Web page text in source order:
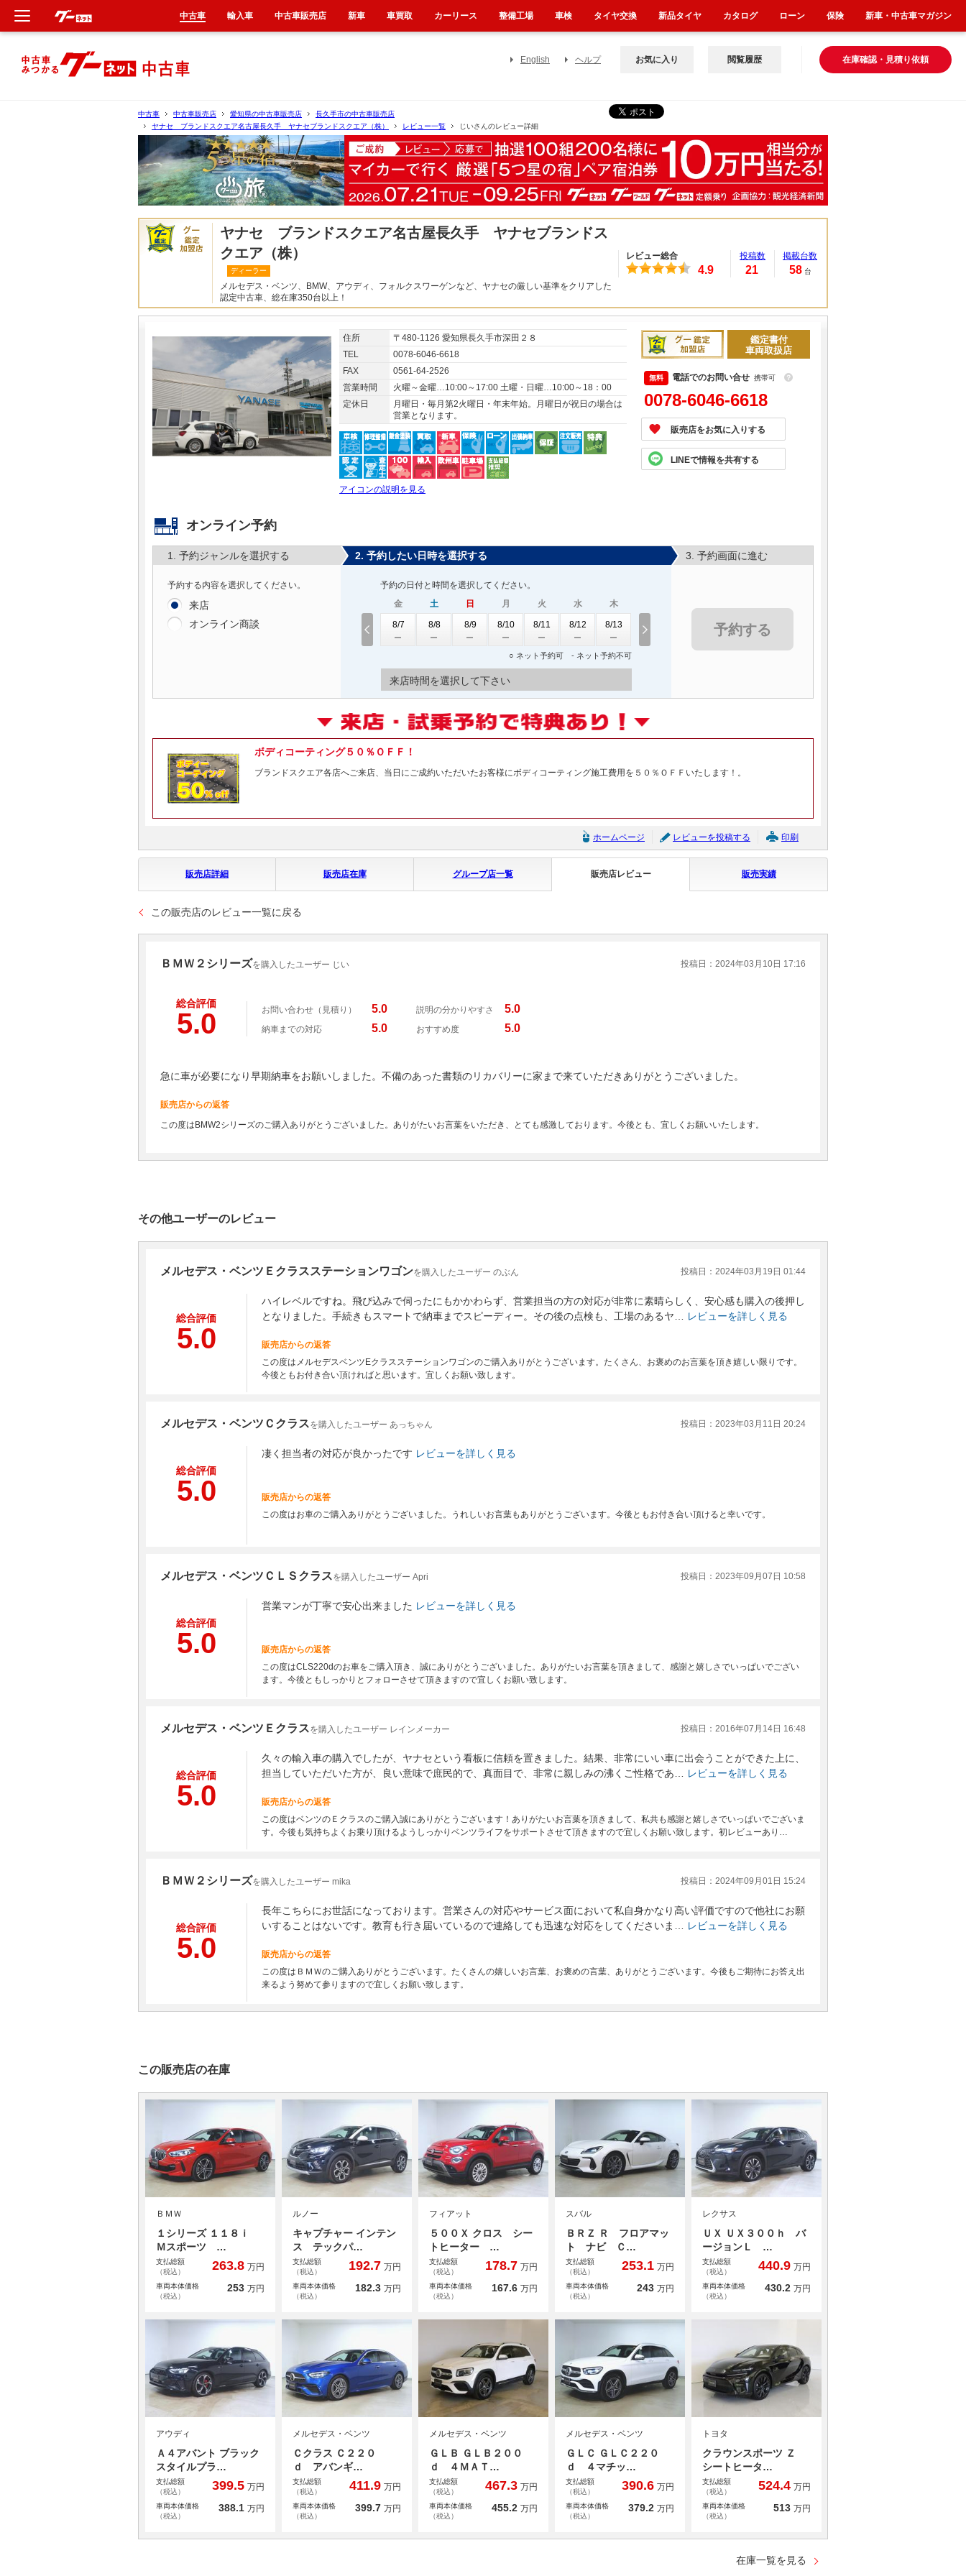
English ヘルプ 在庫確認・見積り依頼
お気に入り 閲覧履歴
中古車 中古車販売店 愛知県の中古車販売店
長久手市の中古車販売店
ヤナセ ブランドスクエア名古屋長久手 ヤナセブランドスクエア（株）
レビュー一覧 じいさんのレビュー詳細
ヤナセ ブランドスクエア名古屋長久手 ヤナセブランドス
クエア（株）
ディーラー
メルセデス・ベンツ、BMW、アウディ、フォルクスワーゲンなど、ヤナセの厳しい基準をクリアした
認定中古車、総在庫350台以上！
レビュー総合
4.9
投稿数
21
掲載台数
58 台
住所
〒480-1126 愛知県長久手市深田２８
TEL
0078-6046-6618
FAX
0561-64-2526
営業時間
火曜～金曜…10:00～17:00 土曜・日曜…10:00～18：00
定休日
月曜日・毎月第2火曜日・年末年始。月曜日が祝日の場合は
営業となります。
アイコンの説明を見る
鑑定書付
車両取扱店
電話でのお問い合せ 携帯可 ？
0078-6046-6618
販売店をお気に入りする
LINEで情報を共有する
オンライン予約
1. 予約ジャンルを選択する
予約する内容を選択してください。
来店
オンライン商談
2. 予約したい日時を選択する
予約の日付と時間を選択してください。
金
8/7
土
8/8
日
8/9
月
8/10
火
8/11
水
8/12
木
8/13
○ ネット予約可 - ネット予約不可
来店時間を選択して下さい
3. 予約画面に進む
予約する
ボディコーティング５０％ＯＦＦ！
ブランドスクエア各店へご来店、当日にご成約いただいたお客様にボディコーティング施工費用を５０％ＯＦＦいたします！。
ホームページ レビューを投稿する 印刷
販売店詳細 販売店在庫 グループ店一覧 販売店レビュー 販売実績
この販売店のレビュー一覧に戻る
ＢＭＷ２シリーズを購入したユーザー じい 投稿日：2024年03月10日 17:16
総合評価
5.0 お問い合わせ（見積り） 5.0 説明の分かりやすさ 5.0
納車までの対応 5.0 おすすめ度 5.0
急に車が必要になり早期納車をお願いしました。不備のあった書類のリカバリーに家まで来ていただきありがとうございました。
販売店からの返答
この度はBMW2シリーズのご購入ありがとうございました。ありがたいお言葉をいただき、とても感激しております。今後とも、宜しくお願いいたします。
その他ユーザーのレビュー
メルセデス・ベンツＥクラスステーションワゴンを購入したユーザー のぶん 投稿日：2024年03月19日 01:44
総合評価
5.0
ハイレベルですね。飛び込みで伺ったにもかかわらず、営業担当の方の対応が非常に素晴らしく、安心感も購入の後押し
となりました。手続きもスマートで納車までスピーディー。その後の点検も、工場のあるヤ…
レビューを詳しく見る
販売店からの返答
この度はメルセデスベンツEクラスステーションワゴンのご購入ありがとうございます。たくさん、お褒めのお言葉を頂き嬉しい限りです。
今後ともお付き合い頂ければと思います。宜しくお願い致します。
メルセデス・ベンツＣクラスを購入したユーザー あっちゃん 投稿日：2023年03月11日 20:24
総合評価
5.0
凄く担当者の対応が良かったです レビューを詳しく見る
販売店からの返答
この度はお車のご購入ありがとうございました。うれしいお言葉もありがとうございます。今後ともお付き合い頂けると幸いです。
メルセデス・ベンツＣＬＳクラスを購入したユーザー Apri 投稿日：2023年09月07日 10:58
総合評価
5.0
営業マンが丁寧で安心出来ました レビューを詳しく見る
販売店からの返答
この度はCLS220dのお車をご購入頂き、誠にありがとうございました。ありがたいお言葉を頂きまして、感謝と嬉しさでいっぱいでござい
ます。今後ともしっかりとフォローさせて頂きますので宜しくお願い致します。
メルセデス・ベンツＥクラスを購入したユーザー レインメーカー 投稿日：2016年07月14日 16:48
総合評価
5.0
久々の輸入車の購入でしたが、ヤナセという看板に信頼を置きました。結果、非常にいい車に出会うことができた上に、
担当していただいた方が、良い意味で庶民的で、真面目で、非常に親しみの沸くご性格であ…
レビューを詳しく見る
販売店からの返答
この度はベンツのＥクラスのご購入誠にありがとうございます！ありがたいお言葉を頂きまして、私共も感謝と嬉しさでいっぱいでございま
す。今後も気持ちよくお乗り頂けるようしっかりベンツライフをサポートさせて頂きますので宜しくお願い致します。初レビューあり…
ＢＭＷ２シリーズを購入したユーザー mika 投稿日：2024年09月01日 15:24
総合評価
5.0
長年こちらにお世話になっております。営業さんの対応やサービス面において私自身かなり高い評価ですので他社にお願
いすることはないです。教育も行き届いているので連絡しても迅速な対応をしてくださいま…
レビューを詳しく見る
販売店からの返答
この度はＢＭＷのご購入ありがとうございます。たくさんの嬉しいお言葉、お褒めの言葉、ありがとうございます。今後もご期待にお答え出
来るよう努めて参りますので宜しくお願い致します。
この販売店の在庫
ＢＭＷ
１シリーズ １１８ｉ
Ｍスポーツ …
支払総額
（税込）
263.8 万円
車両本体価格
（税込）
253 万円
ルノー
キャプチャー インテン
ス テックパ…
支払総額
（税込）
192.7 万円
車両本体価格
（税込）
182.3 万円
フィアット
５００Ｘ クロス シー
トヒーター …
支払総額
（税込）
178.7 万円
車両本体価格
（税込）
167.6 万円
スバル
ＢＲＺ Ｒ フロアマッ
ト ナビ Ｃ…
支払総額
（税込）
253.1 万円
車両本体価格
（税込）
243 万円
レクサス
ＵＸ ＵＸ３００ｈ バ
ージョンＬ …
支払総額
（税込）
440.9 万円
車両本体価格
（税込）
430.2 万円
アウディ
Ａ４アバント ブラック
スタイルプラ…
支払総額
（税込）
399.5 万円
車両本体価格
（税込）
388.1 万円
メルセデス・ベンツ
Ｃクラス Ｃ２２０
ｄ アバンギ…
支払総額
（税込）
411.9 万円
車両本体価格
（税込）
399.7 万円
メルセデス・ベンツ
ＧＬＢ ＧＬＢ２００
ｄ ４ＭＡＴ…
支払総額
（税込）
467.3 万円
車両本体価格
（税込）
455.2 万円
メルセデス・ベンツ
ＧＬＣ ＧＬＣ２２０
ｄ ４マチッ…
支払総額
（税込）
390.6 万円
車両本体価格
（税込）
379.2 万円
トヨタ
クラウンスポーツ Ｚ
シートヒータ…
支払総額
（税込）
524.4 万円
車両本体価格
（税込）
513 万円
在庫一覧を見る
中古車 輸入車 中古車販売店 新車 車買取 カーリース 整備工場 車検 タイヤ交換 新品タイヤ カタログ ローン 保険 新車・中古車マガジン
新車